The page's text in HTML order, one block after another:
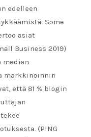
edelleen
Some
asiat
Business 2019)
median
markkinoinnin
että 81 % blogin
(PING